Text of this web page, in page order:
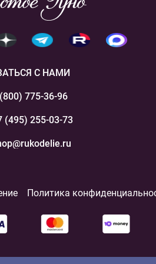
С НАМИ
775-36-96
(495) 255-03-73
Политика